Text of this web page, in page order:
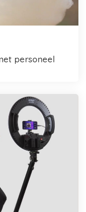
personeel